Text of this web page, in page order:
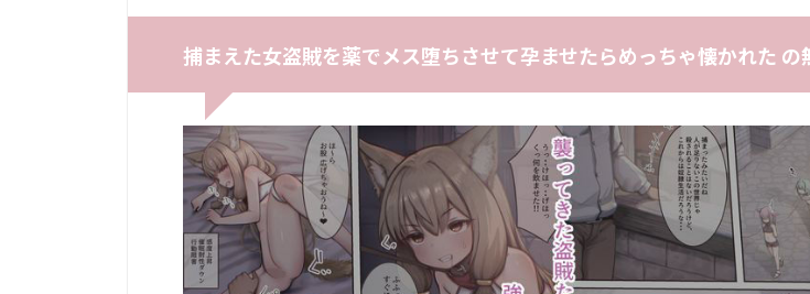
捕まえた女盗賊を薬でメス堕ちさせて孕ませたらめっちゃ懐かれた の